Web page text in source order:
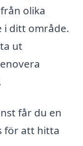
olika
i ditt område.
ut
får du en
för att hitta